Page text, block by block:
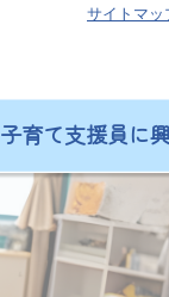
サイトマッ
子育て支援員に